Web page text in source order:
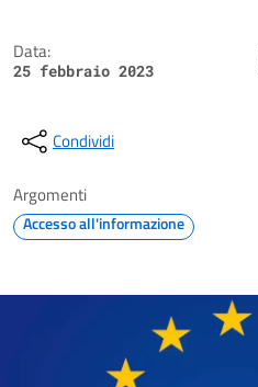
Data:
25 febbraio 2023
Condividi
Argomenti
Accesso all'informazione